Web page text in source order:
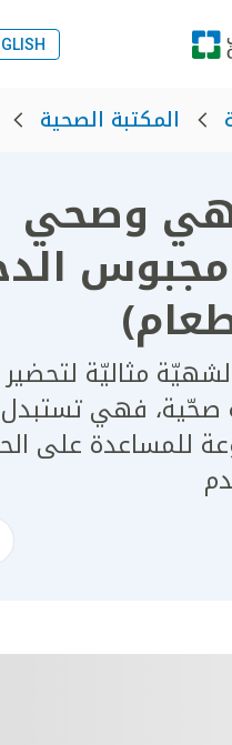
المكتبة الصحية
وصحي
مثاليّة
صحّية، فهي تستبدل
للمساعدة على